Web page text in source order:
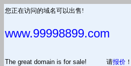
您正在访问的域名可以出售!
www.99998899.com
The great domain is for sale! 请报价 ！